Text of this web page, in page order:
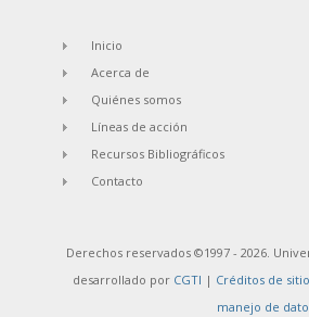
Inicio
Acerca de
Quiénes somos
Líneas de acción
Recursos Bibliográficos
Contacto
Derechos reservados ©1997 - 2026.
desarrollado por CGTI | Créditos de sitio
manejo de